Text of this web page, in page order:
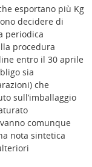
esportano più Kg
decidere di
periodica
procedura
entro il 30 aprile
sia
che
sull’imballaggio
comunque
nota sintetica